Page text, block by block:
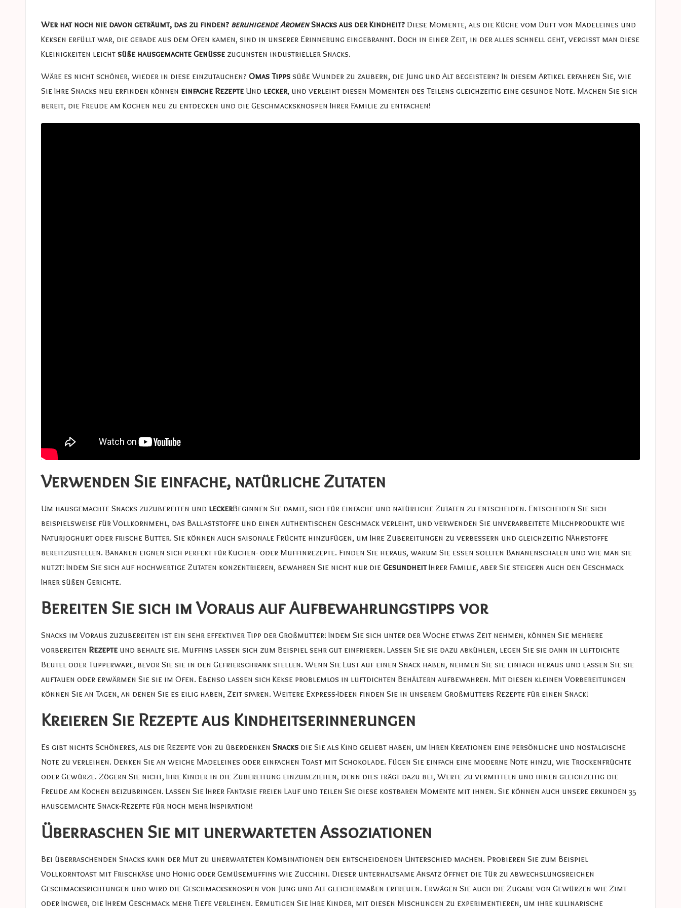
s
a
s
t
u
Wer hat noch nie davon geträumt, das zu finden? beruhigende AromenSnacks aus der Kindheit? Diese Momente, als die Küche vom Duft von Madeleines und
Keksen erfüllt war, die gerade aus dem Ofen kamen, sind in unserer Erinnerung eingebrannt. Doch in einer Zeit, in der alles schnell geht, vergisst man diese
Kleinigkeiten leicht süße hausgemachte Genüsse zugunsten industrieller Snacks.
Wäre es nicht schöner, wieder in diese einzutauchen? Omas Tipps süße Wunder zu zaubern, die Jung und Alt begeistern? In diesem Artikel erfahren Sie, wie
Sie Ihre Snacks neu erfinden können einfache Rezepte Und lecker, und verleiht diesen Momenten des Teilens gleichzeitig eine gesunde Note. Machen Sie sich
bereit, die Freude am Kochen neu zu entdecken und die Geschmacksknospen Ihrer Familie zu entfachen!
Verwenden Sie einfache, natürliche Zutaten
Um hausgemachte Snacks zuzubereiten und leckerBeginnen Sie damit, sich für einfache und natürliche Zutaten zu entscheiden. Entscheiden Sie sich
beispielsweise für Vollkornmehl, das Ballaststoffe und einen authentischen Geschmack verleiht, und verwenden Sie unverarbeitete Milchprodukte wie
Naturjoghurt oder frische Butter. Sie können auch saisonale Früchte hinzufügen, um Ihre Zubereitungen zu verbessern und gleichzeitig Nährstoffe
bereitzustellen. Bananen eignen sich perfekt für Kuchen- oder Muffinrezepte. Finden Sie heraus, warum Sie essen sollten Bananenschalen und wie man sie
nutzt! Indem Sie sich auf hochwertige Zutaten konzentrieren, bewahren Sie nicht nur die GesundheitIhrer Familie, aber Sie steigern auch den Geschmack
Ihrer süßen Gerichte.
Bereiten Sie sich im Voraus auf Aufbewahrungstipps vor
Snacks im Voraus zuzubereiten ist ein sehr effektiver Tipp der Großmutter! Indem Sie sich unter der Woche etwas Zeit nehmen, können Sie mehrere
vorbereiten Rezepte und behalte sie. Muffins lassen sich zum Beispiel sehr gut einfrieren. Lassen Sie sie dazu abkühlen, legen Sie sie dann in luftdichte
Beutel oder Tupperware, bevor Sie sie in den Gefrierschrank stellen. Wenn Sie Lust auf einen Snack haben, nehmen Sie sie einfach heraus und lassen Sie sie
auftauen oder erwärmen Sie sie im Ofen. Ebenso lassen sich Kekse problemlos in luftdichten Behältern aufbewahren. Mit diesen kleinen Vorbereitungen
können Sie an Tagen, an denen Sie es eilig haben, Zeit sparen. Weitere Express-Ideen finden Sie in unserem Großmutters Rezepte für einen Snack!
Kreieren Sie Rezepte aus Kindheitserinnerungen
Es gibt nichts Schöneres, als die Rezepte von zu überdenken Snacks die Sie als Kind geliebt haben, um Ihren Kreationen eine persönliche und nostalgische
Note zu verleihen. Denken Sie an weiche Madeleines oder einfachen Toast mit Schokolade. Fügen Sie einfach eine moderne Note hinzu, wie Trockenfrüchte
oder Gewürze. Zögern Sie nicht, Ihre Kinder in die Zubereitung einzubeziehen, denn dies trägt dazu bei, Werte zu vermitteln und ihnen gleichzeitig die
Freude am Kochen beizubringen. Lassen Sie Ihrer Fantasie freien Lauf und teilen Sie diese kostbaren Momente mit ihnen. Sie können auch unsere erkunden 35
hausgemachte Snack-Rezepte für noch mehr Inspiration!
Überraschen Sie mit unerwarteten Assoziationen
Bei überraschenden Snacks kann der Mut zu unerwarteten Kombinationen den entscheidenden Unterschied machen. Probieren Sie zum Beispiel
Vollkorntoast mit Frischkäse und Honig oder Gemüsemuffins wie Zucchini. Dieser unterhaltsame Ansatz öffnet die Tür zu abwechslungsreichen
Geschmacksrichtungen und wird die Geschmacksknospen von Jung und Alt gleichermaßen erfreuen. Erwägen Sie auch die Zugabe von Gewürzen wie Zimt
oder Ingwer, die Ihrem Geschmack mehr Tiefe verleihen. Ermutigen Sie Ihre Kinder, mit diesen Mischungen zu experimentieren, um ihre kulinarische